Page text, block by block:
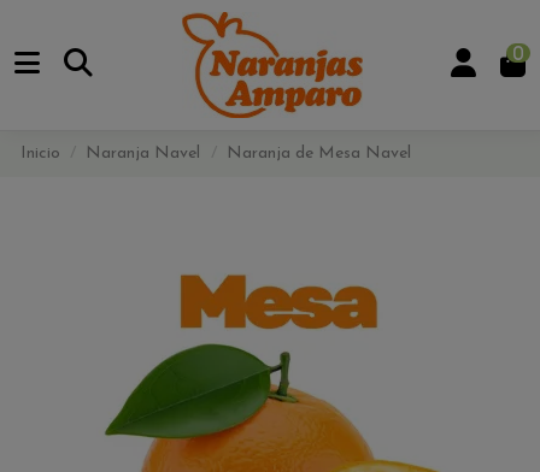
0
Inicio Naranja Navel Naranja de Mesa Navel